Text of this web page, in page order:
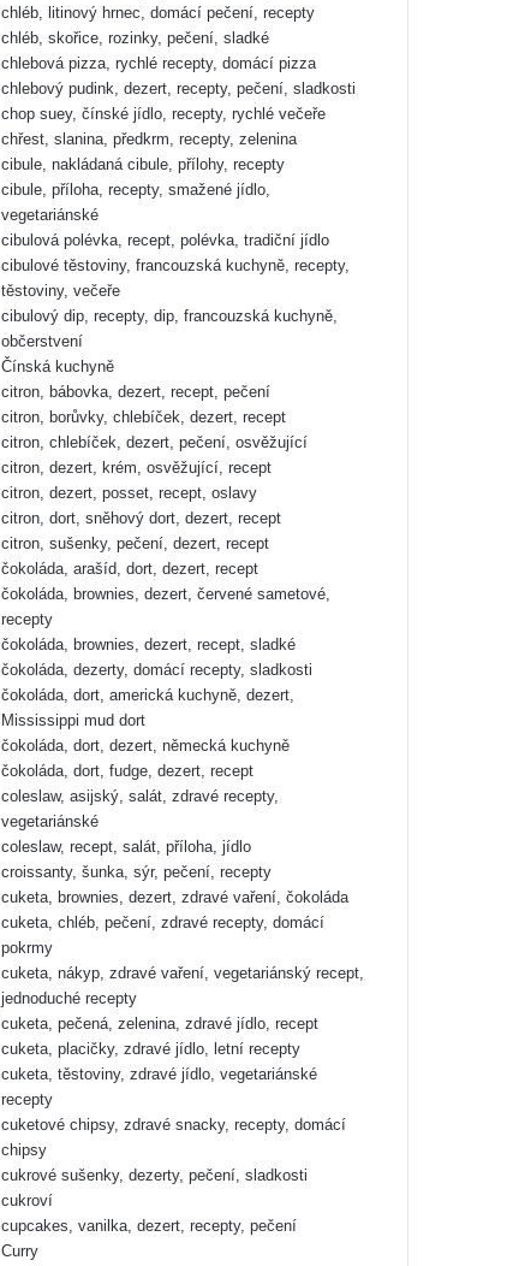
chléb, litinový hrnec, domácí pečení, recepty
chléb, skořice, rozinky, pečení, sladké
chlebová pizza, rychlé recepty, domácí pizza
chlebový pudink, dezert, recepty, pečení, sladkosti
chop suey, čínské jídlo, recepty, rychlé večeře
chřest, slanina, předkrm, recepty, zelenina
cibule, nakládaná cibule, přílohy, recepty
cibule, příloha, recepty, smažené jídlo,
vegetariánské
cibulová polévka, recept, polévka, tradiční jídlo
cibulové těstoviny, francouzská kuchyně, recepty,
těstoviny, večeře
cibulový dip, recepty, dip, francouzská kuchyně,
občerstvení
Čínská kuchyně
citron, bábovka, dezert, recept, pečení
citron, borůvky, chlebíček, dezert, recept
citron, chlebíček, dezert, pečení, osvěžující
citron, dezert, krém, osvěžující, recept
citron, dezert, posset, recept, oslavy
citron, dort, sněhový dort, dezert, recept
citron, sušenky, pečení, dezert, recept
čokoláda, arašíd, dort, dezert, recept
čokoláda, brownies, dezert, červené sametové,
recepty
čokoláda, brownies, dezert, recept, sladké
čokoláda, dezerty, domácí recepty, sladkosti
čokoláda, dort, americká kuchyně, dezert,
Mississippi mud dort
čokoláda, dort, dezert, německá kuchyně
čokoláda, dort, fudge, dezert, recept
coleslaw, asijský, salát, zdravé recepty,
vegetariánské
coleslaw, recept, salát, příloha, jídlo
croissanty, šunka, sýr, pečení, recepty
cuketa, brownies, dezert, zdravé vaření, čokoláda
cuketa, chléb, pečení, zdravé recepty, domácí
pokrmy
cuketa, nákyp, zdravé vaření, vegetariánský recept,
jednoduché recepty
cuketa, pečená, zelenina, zdravé jídlo, recept
cuketa, placičky, zdravé jídlo, letní recepty
cuketa, těstoviny, zdravé jídlo, vegetariánské
recepty
cuketové chipsy, zdravé snacky, recepty, domácí
chipsy
cukrové sušenky, dezerty, pečení, sladkosti
cukroví
cupcakes, vanilka, dezert, recepty, pečení
Curry